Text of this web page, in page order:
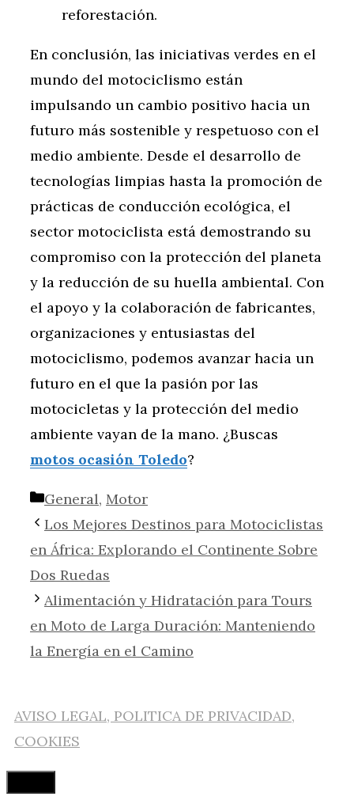
reforestación.
En conclusión, las iniciativas verdes en el
mundo del motociclismo están
impulsando un cambio positivo hacia un
futuro más sostenible y respetuoso con el
medio ambiente. Desde el desarrollo de
tecnologías limpias hasta la promoción de
prácticas de conducción ecológica, el
sector motociclista está demostrando su
compromiso con la protección del planeta
y la reducción de su huella ambiental. Con
el apoyo y la colaboración de fabricantes,
organizaciones y entusiastas del
motociclismo, podemos avanzar hacia un
futuro en el que la pasión por las
motocicletas y la protección del medio
ambiente vayan de la mano. ¿Buscas
motos ocasión Toledo?
Categorías
General, Motor
Los Mejores Destinos para Motociclistas
en África: Explorando el Continente Sobre
Dos Ruedas
Alimentación y Hidratación para Tours
en Moto de Larga Duración: Manteniendo
la Energía en el Camino
AVISO LEGAL, POLITICA DE PRIVACIDAD,
COOKIES